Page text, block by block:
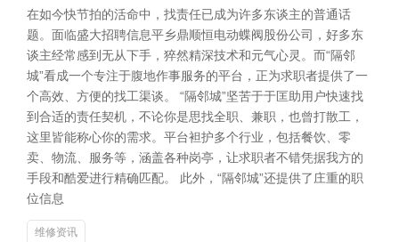
在如今快节拍的活命中，找责任已成为许多东谈主的普通话
题。面临盛大招聘信息平乡鼎顺恒电动蝶阀股份公司，好多东
谈主经常感到无从下手，猝然精深技术和元气心灵。而“隔邻
城”看成一个专注于腹地作事服务的平台，正为求职者提供了一
个高效、方便的找工渠谈。 “隔邻城”坚苦于于匡助用户快速找
到合适的责任契机，不论你是思找全职、兼职，也曾打散工，
这里皆能称心你的需求。平台袒护多个行业，包括餐饮、零
卖、物流、服务等，涵盖各种岗亭，让求职者不错凭据我方的
手段和酷爱进行精确匹配。 此外，“隔邻城”还提供了庄重的职
位信息
维修资讯